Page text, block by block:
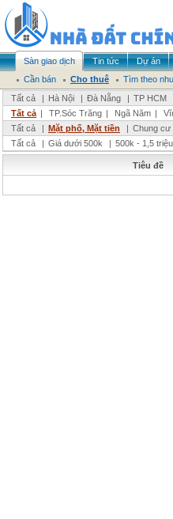
Sàn giao dịch Tin tức Dự án
Cần bán
Cho thuê
Tìm theo
Tất cả
| Hà Nội | Đà Nẵng | TP HCM
Tất cả | TP.Sóc Trăng | Ngã Năm |
Tất cả
| Mặt phố, Mặt tiền | Chung cư
Tất cả
| Giá dưới 500k | 500k - 1,5 triệu
Tiêu đề